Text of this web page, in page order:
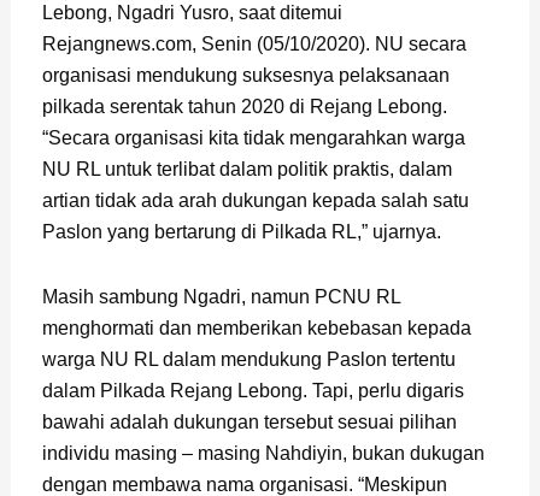
Lebong, Ngadri Yusro, saat ditemui
Rejangnews.com, Senin (05/10/2020). NU secara
organisasi mendukung suksesnya pelaksanaan
pilkada serentak tahun 2020 di Rejang Lebong.
“Secara organisasi kita tidak mengarahkan warga
NU RL untuk terlibat dalam politik praktis, dalam
artian tidak ada arah dukungan kepada salah satu
Paslon yang bertarung di Pilkada RL,” ujarnya.
Masih sambung Ngadri, namun PCNU RL
menghormati dan memberikan kebebasan kepada
warga NU RL dalam mendukung Paslon tertentu
dalam Pilkada Rejang Lebong. Tapi, perlu digaris
bawahi adalah dukungan tersebut sesuai pilihan
individu masing – masing Nahdiyin, bukan dukugan
dengan membawa nama organisasi. “Meskipun